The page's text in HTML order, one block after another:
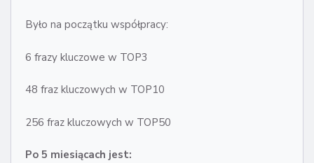
Było na początku współpracy:
6 frazy kluczowe w TOP3
48 fraz kluczowych w TOP10
256 fraz kluczowych w TOP50
Po 5 miesiącach jest: